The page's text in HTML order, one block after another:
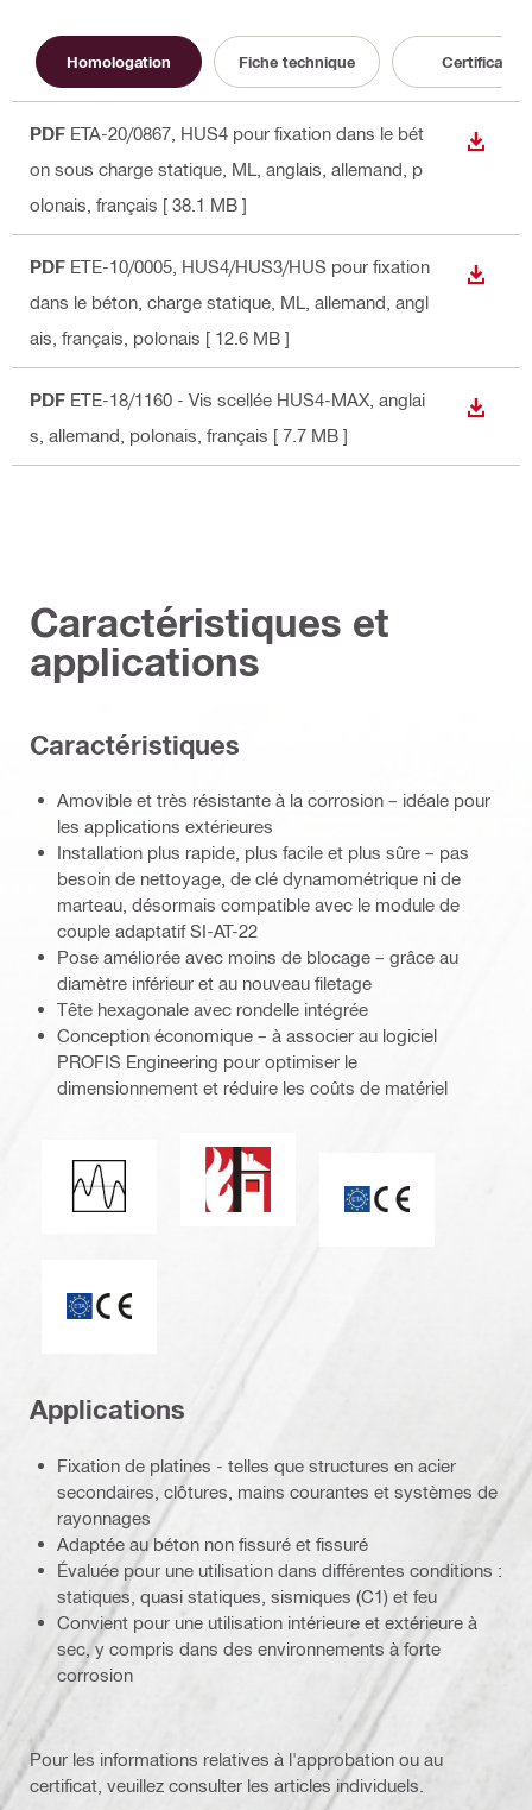
Homologation Fiche technique Certificat
PDF ETA-20/0867, HUS4 pour fixation dans le bét
on sous charge statique, ML , anglais, allemand, p
olonais, français [ 38.1 MB ]
PDF ETE-10/0005, HUS4/HUS3/HUS pour fixation
dans le béton, charge statique, ML , allemand, angl
ais, français, polonais [ 12.6 MB ]
PDF ETE-18/1160 - Vis scellée HUS4-MAX , anglai
s, allemand, polonais, français [ 7.7 MB ]
Caractéristiques et
applications
Caractéristiques
Amovible et très résistante à la corrosion – idéale pour
les applications extérieures
Installation plus rapide, plus facile et plus sûre – pas
besoin de nettoyage, de clé dynamométrique ni de
marteau, désormais compatible avec le module de
couple adaptatif SI-AT-22
Pose améliorée avec moins de blocage – grâce au
diamètre inférieur et au nouveau filetage
Tête hexagonale avec rondelle intégrée
Conception économique – à associer au logiciel
PROFIS Engineering pour optimiser le
dimensionnement et réduire les coûts de matériel
Charge sismique Résistance au feu
Applications
Fixation de platines - telles que structures en acier
secondaires, clôtures, mains courantes et systèmes de
rayonnages
Adaptée au béton non fissuré et fissuré
Évaluée pour une utilisation dans différentes conditions :
statiques, quasi statiques, sismiques (C1) et feu
Convient pour une utilisation intérieure et extérieure à
sec, y compris dans des environnements à forte
corrosion
Pour les informations relatives à l'approbation ou au
certificat, veuillez consulter les articles individuels.